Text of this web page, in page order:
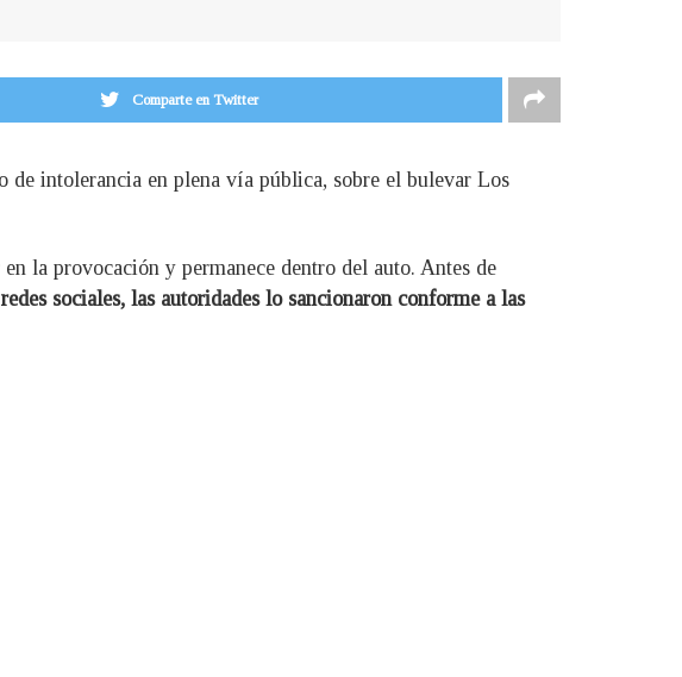
Comparte en Twitter
intolerancia en plena vía pública, sobre el bulevar Los
la provocación y permanece dentro del auto. Antes de
sociales, las autoridades lo sancionaron conforme a las